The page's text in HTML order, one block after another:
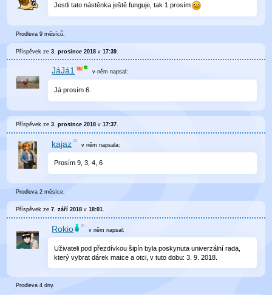
Jestli tato nástěnka ještě funguje, tak 1 prosím
Prodleva 9 měsíců.
Příspěvek ze3. prosince 2018 v17:39
JáJá1 v něm napsal:
Já prosím 6.
Příspěvek ze3. prosince 2018 v17:37
kajaz v němnapsala:
Prosím 9, 3, 4, 6
Prodleva 2 měsíce.
Příspěvek ze7. září 2018 v18:01.
Rokio v němnapsal:
Uživateli pod přezdívkou šipín byla poskynuta univerzální rada,
který vybrat dárek matce a otci, v tuto dobu: 3. 9. 2018.
Prodleva 4 dny.